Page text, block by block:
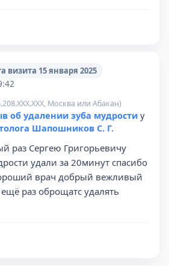
визита 15 января 2025
Москва или Абакан)
об удалении зуба мудрости у
Шапошников С. Г.
раз Сергею Григорьевичу
удали за 20минут спасибо
врач добрый вежливый
раз оброщатс удалять